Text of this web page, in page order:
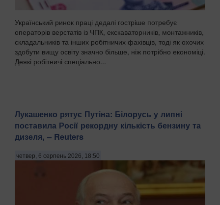
Український ринок праці дедалі гостріше потребує
операторів верстатів із ЧПК, екскаваторників, монтажників,
складальників та інших робітничих фахівців, тоді як охочих
здобути вищу освіту значно більше, ніж потрібно економіці.
Деякі робітничі спеціально...
Лукашенко рятує Путіна: Білорусь у липні
поставила Росії рекордну кількість бензину та
дизеля, – Reuters
четвер, 6 серпень 2026, 18:50